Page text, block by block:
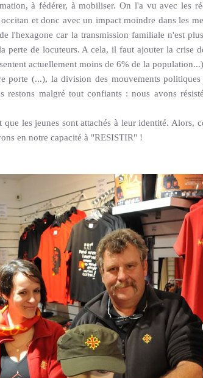
à fédérer, à mobiliser. On l'a vu avec les
et donc avec un impact moindre dans les
l'hexagone car la transmission familiale n'est
perte de locuteurs. A cela, il faut ajouter la crise
actuellement moins de 6% de la
porte (...), la division des mouvements
restons malgré tout confiants : nous avons
les jeunes sont attachés à leur identité. Alors,
en notre capacité à "RESISTIR" !